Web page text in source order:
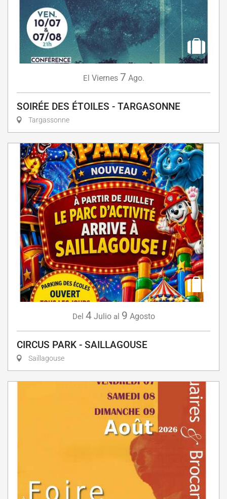
El Viernes 7 Ago.
SOIRÉE DES ÉTOILES - TARGASONNE
Targassonne
Del 4 Julio al 9 Agosto
CIRCUS PARK - SAILLAGOUSE
Saillagouse